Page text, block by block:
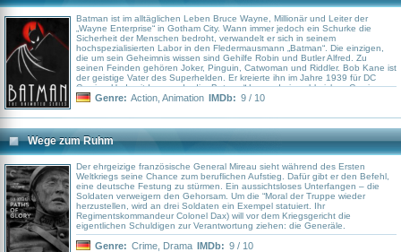
Batman ist im alltäglichen Leben Bruce Wayne, Millionär und Leiter der
„Wayne Enterprise“ in Gotham City. Wann immer jedoch ein Schurke die
Sicherheit der Menschen bedroht, verwandelt er sich in seinem
hochspezialisierten Labor in den Fledermausmann „Batman“. Die einzigen,
die um sein Geheimnis wissen sind Gehilfe Robin und Butler Alfred. Zu
seinen Feinden gehören Joker, Pinguin, Catwoman und Riddler. Bob Kane ist
der geistige Vater des Superhelden. Er kreierte ihn im Jahre 1939 für DC
Comics. Und seitdem wurde die „Batman“-Legende in zahlreichen Comics,
Radiosendungen, TV-Serien Kinofilmen und Zeichentrickserien verarbeitet.
Evolution“, „Men in Black“ und „Gargoyles“ verantwortlich. Die Geschichten
stammen u. a. aus der Feder von Alan Burnett, der zuvor „Superman“, „Duck
Tales“ und „Freakazoid“ mit seinen Ideen bestückte. Burnett erhielt
zusammen mit anderen 1993 einen Emmy im Bereich Animationsprogramme
für seine Arbeit an „Batman & Robin“.
Genre: Action Animation IMDb: 9 / 10
Wege zum Ruhm
Der ehrgeizige französische General Mireau sieht während des Ersten
Weltkriegs seine Chance zum beruflichen Aufstieg. Dafür gibt er den Befehl,
eine deutsche Festung zu stürmen. Ein aussichtsloses Unterfangen – die
Soldaten verweigern den Gehorsam. Um die “Moral der Truppe wieder
herzustellen, wird an drei Soldaten ein Exempel statuiert. Ihr
Regimentskommandeur Colonel Dax) will vor dem Kriegsgericht die
eigentlichen Schuldigen zur Verantwortung ziehen: die Generäle.
Genre: Crime Drama IMDb: 9 / 10